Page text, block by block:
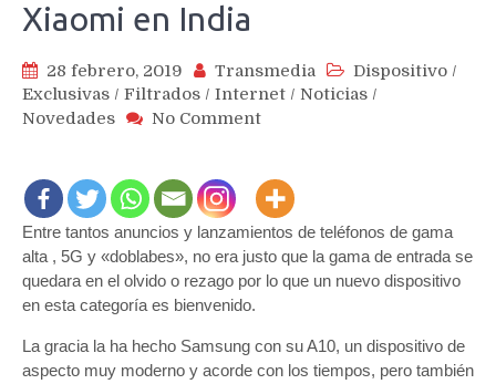
Xiaomi en India
28 febrero, 2019 Transmedia Dispositivo /
Exclusivas / Filtrados / Internet / Noticias /
Novedades
No Commenton
su
teléfono
A10
para
competir
en
India
Entre tantos anuncios y lanzamientos de teléfonos de gama
alta , 5G y «doblabes», no era justo que la gama de entrada se
quedara en el olvido o rezago por lo que un nuevo dispositivo
en esta categoría es bienvenido.
La gracia la ha hecho Samsung con su A10, un dispositivo de
aspecto muy moderno y acorde con los tiempos, pero también